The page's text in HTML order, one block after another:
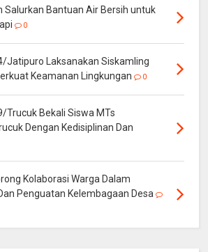
Salurkan Bantuan Air Bersih untuk
0
Jatipuro Laksanakan Siskamling
Keamanan Lingkungan
0
Trucuk Bekali Siswa MTs
Dengan Kedisiplinan Dan
Kolaborasi Warga Dalam
Penguatan Kelembagaan Desa